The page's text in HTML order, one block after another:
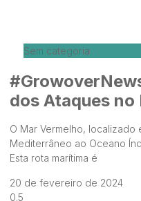
Sem categoria
dos Ataques no
O Mar Vermelho,
Mediterrâneo ao Oceano
Esta rota marítima é
20 de fevereiro de 2024